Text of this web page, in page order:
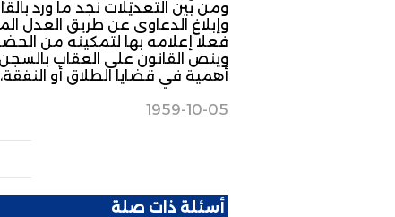
وإبلاغ الدعاوى عن طريق العدل
فعلا إعلامه بها لتمكينه من
وينص القانون على العقاب بالسجن
أهمية في قضايا الطلاق أو النفقة، ولذلك فهي
1959-10-05
أسئلة ذات صلة